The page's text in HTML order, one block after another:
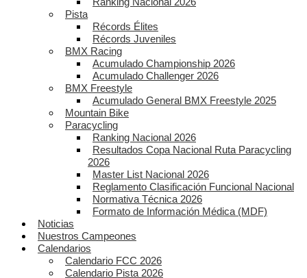
Pista
Récords Élites
Récords Juveniles
BMX Racing
Acumulado Championship 2026
Acumulado Challenger 2026
BMX Freestyle
Acumulado General BMX Freestyle 2025
Mountain Bike
Paracycling
Ranking Nacional 2026
Resultados Copa Nacional Ruta Paracycling
2026
Master List Nacional 2026
Reglamento Clasificación Funcional Nacional
Normativa Técnica 2026
Formato de Información Médica (MDF)
Noticias
Nuestros Campeones
Calendarios
Calendario FCC 2026
Calendario Pista 2026